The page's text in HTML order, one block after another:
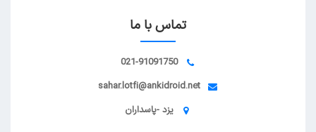
تماس با ما
021-91091750
sahar.lotfi@ankidroid.net
یزد -پاسداران